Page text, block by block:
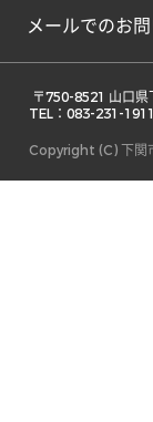
メールでのお
TEL：083-231-
Copyright (C) 下関